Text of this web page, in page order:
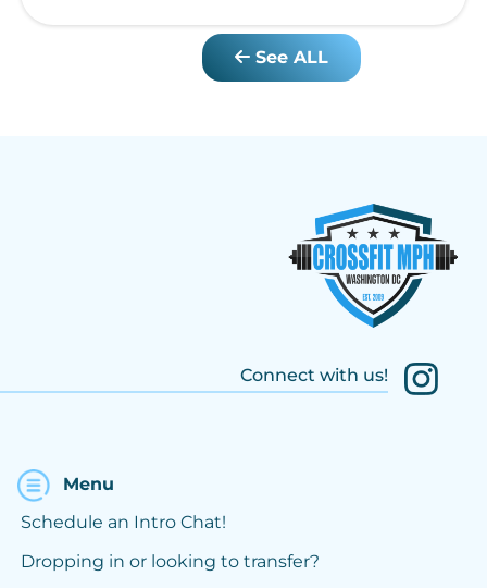
See ALL
Connect with us!
Menu
Schedule an Intro Chat!
Dropping in or looking to transfer?